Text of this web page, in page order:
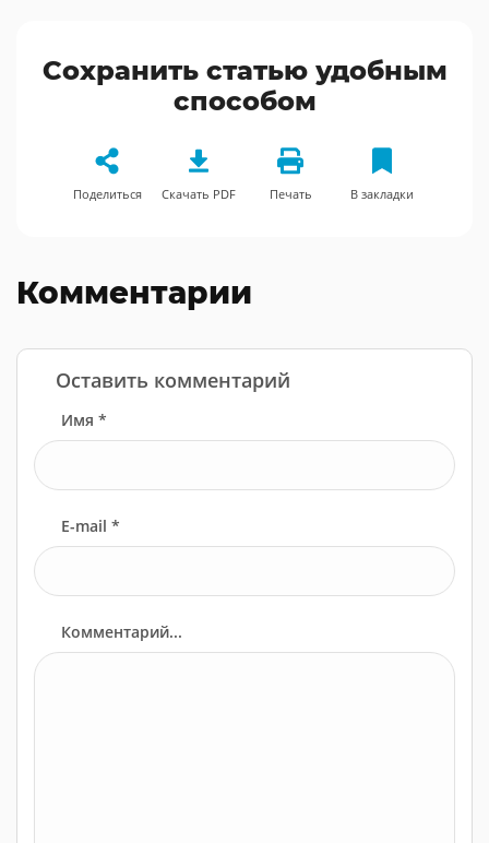
Сохранить статью удобным
способом
Поделиться Скачать PDF Печать В закладки
Комментарии
Оставить комментарий
Имя *
E-mail *
Комментарий...